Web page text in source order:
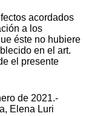
acordados
a los
éste no hubiere
en el art.
el presente
de 2021.-
Elena Luri